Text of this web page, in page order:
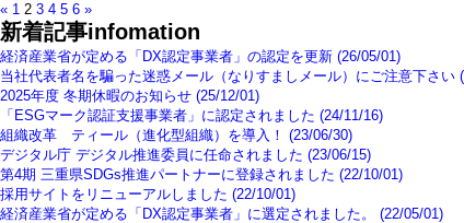
« 1 2 3 4 5 6 »
新着記事infomation
経済産業省が定める「DX認定事業者」の認定を更新 (26/05/01)
当社代表者名を騙った迷惑メール（なりすましメール）にご注意下さい
2025年度 冬期休暇のお知らせ (25/12/01)
「ESGマーク認証支援事業者」に認定されました (24/11/16)
組織改革 ティール（進化型組織）を導入！ (23/06/30)
デジタル庁 デジタル推進委員に任命されました (23/06/15)
第4期 三重県SDGs推進パートナーに登録されました (22/10/01)
採用サイトをリニューアルしました (22/10/01)
経済産業省が定める「DX認定事業者」に選定されました。 (22/05/01)